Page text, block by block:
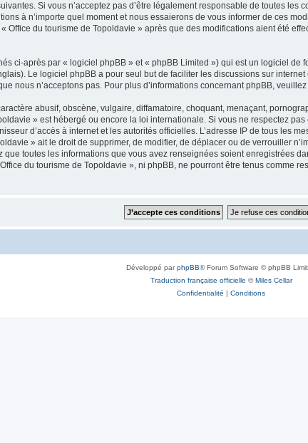
Si vous n’acceptez pas d’être légalement responsable de toutes
à n’importe quel moment et nous essaierons de vous informer de ces
Office du tourisme de Topoldavie » après que des modifications aient été
ci-après par « logiciel phpBB » et « phpBB Limited ») qui est un logiciel de
Le logiciel phpBB a pour seul but de faciliter les discussions sur
nous n’acceptons pas. Pour plus d’informations concernant phpBB,
abusif, obscène, vulgaire, diffamatoire, choquant, menaçant,
» est hébergé ou encore la loi internationale. Si vous ne respectez
d’accès à internet et les autorités officielles. L’adresse IP de tous les
» ait le droit de supprimer, de modifier, de déplacer ou de verrouiller
que toutes les informations que vous avez renseignées soient enregistrées
du tourisme de Topoldavie », ni phpBB, ne pourront être tenus comme
Développé parphpBB® Forum Software © phpBB
Traduction française officielle ©Miles Cellar
Confidentialité | Conditions